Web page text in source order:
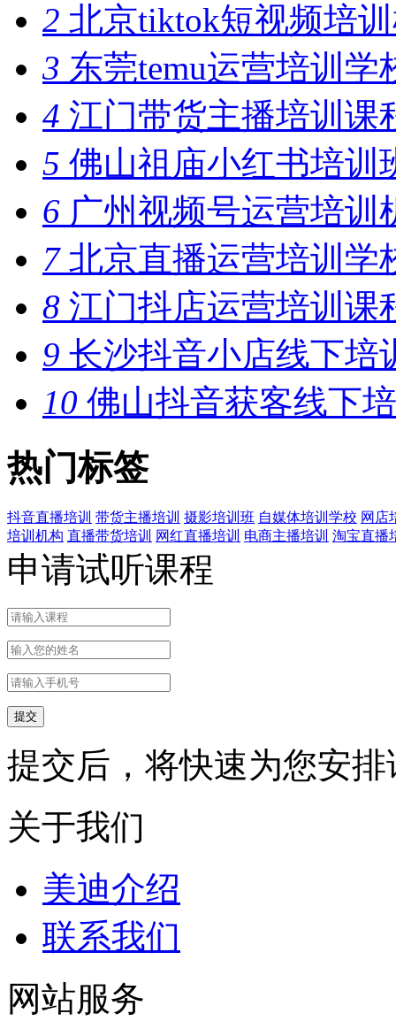
2 北京tiktok短视频培
3 东莞temu运营培训学
4 江门带货主播培训课
5 佛山祖庙小红书培训
6 广州视频号运营培训
7北京直播运营培训学
8 江门抖店运营培训课
9 长沙抖音小店线下培
10 佛山抖音获客线下
热门标签
抖音直播培训 带货主播培训 摄影培训班 自媒体培训学校 网店
培训机构 直播带货培训 网红直播培训 电商主播培训 淘宝直播
申请试听课程
提交后，将快速为您安
关于我们
美迪介绍
联系我们
网站服务